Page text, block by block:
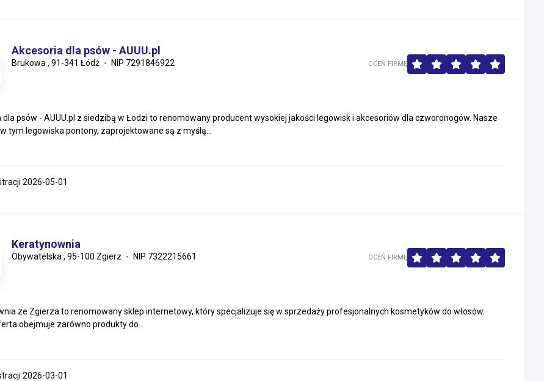
Akcesoria dla psów - AUUU.pl
Brukowa , 91-341 Łódź NIP 7291846922
dla psów - AUUU.pl z siedzibą w Łodzi to renomowany producent wysokiej jakości legowisk i akcesoriów dla czworonogów. Nasze
tym legowiska pontony, zaprojektowane są z myślą...
OCEŃ FIRMĘ
2026-05-01
Keratynownia
Obywatelska , 95-100 Zgierz NIP 7322215661
ze Zgierza to renomowany sklep internetowy, który specjalizuje się w sprzedaży profesjonalnych kosmetyków do włosów.
obejmuje zarówno produkty do...
OCEŃ FIRMĘ
2026-03-01